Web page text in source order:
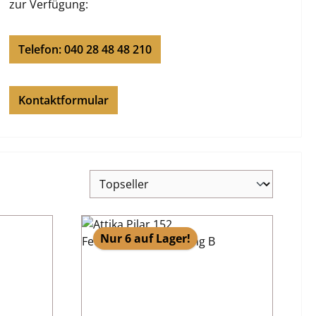
zur Verfügung:
Telefon: 040 28 48 48 210
Kontaktformular
Nur 6 auf Lager!